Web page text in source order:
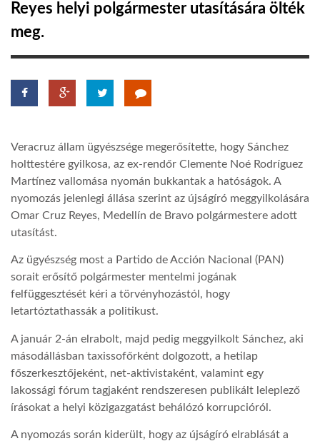
GLOBOBOOK
Reyes helyi polgármester utasítására ölték
meg.
Veracruz állam ügyészsége megerősítette, hogy Sánchez
holttestére gyilkosa, az ex-rendőr Clemente Noé Rodríguez
Martínez vallomása nyomán bukkantak a hatóságok. A
nyomozás jelenlegi állása szerint az újságíró meggyilkolására
Omar Cruz Reyes, Medellín de Bravo polgármestere adott
utasítást.
Az ügyészség most a Partido de Acción Nacional (PAN)
sorait erősítő polgármester mentelmi jogának
felfüggesztését kéri a törvényhozástól, hogy
letartóztathassák a politikust.
A január 2-án elrabolt, majd pedig meggyilkolt Sánchez, aki
másodállásban taxissofőrként dolgozott, a hetilap
főszerkesztőjeként, net-aktivistaként, valamint egy
lakossági fórum tagjaként rendszeresen publikált leleplező
írásokat a helyi közigazgatást behálózó korrupcióról.
A nyomozás során kiderült, hogy az újságíró elrablását a